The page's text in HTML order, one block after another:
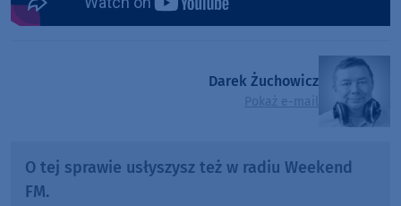
Darek Żuchowicz
Pokaż e-mail
O tej sprawie usłyszysz też w radiu Weekend
FM.